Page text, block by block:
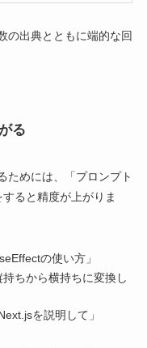
の出典とともに端的な回
る
ためには、「プロンプト
ると精度が上がりま
の使い方」
ちから横持ちに変換し
を説明して」